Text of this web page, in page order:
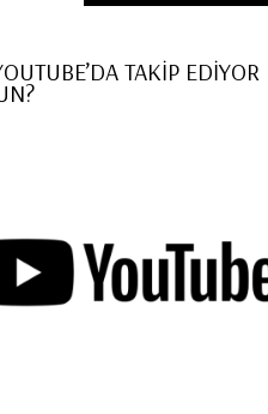
TAKİP EDİYOR